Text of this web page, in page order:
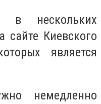
в нескольких
сайте Киевского
является
немедленно